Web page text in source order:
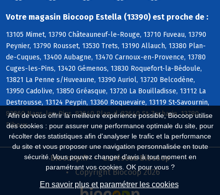
Afin de vous offrir la meilleure expérience possible, Biocoop utilise
des cookies : pour assurer une performance optimale du site, pour
récolter des statistiques afin d'analyser le trafic et la performance
du site et vous proposer une navigation personnalisée en toute
sécurité. Vous pouvez changer d'avis à tout moment en
paramétrant vos cookies. OK pour vous ?
En savoir plus et paramétrer les cookies
Votre magasin Biocoop Estella (13390) est proche de :
13105 Mimet, 13790 Châteauneuf-le-Rouge, 13710 Fuveau, 13790
Peynier, 13790 Rousset, 13530 Trets, 13190 Allauch, 13380 Plan-
de-Cuques, 13400 Aubagne, 13470 Carnoux-en-Provence, 13780
Cuges-les-Pins, 13420 Gémenos, 13830 Roquefort-la-Bédoule,
13821 La Penne s/Huveaune, 13390 Auriol, 13720 Belcodène,
13950 Cadolive, 13850 Gréasque, 13720 La Bouilladisse, 13112 La
Destrousse, 13124 Peypin, 13360 Roquevaire, 13119 St-Savournin,
83860 Nans-les-Pins, 83640 Plan-d, 83640 St-Zacharie, 13780
Riboux
Biocoop.fr
Le réseau Biocoop
Copyright Biocoop 2026